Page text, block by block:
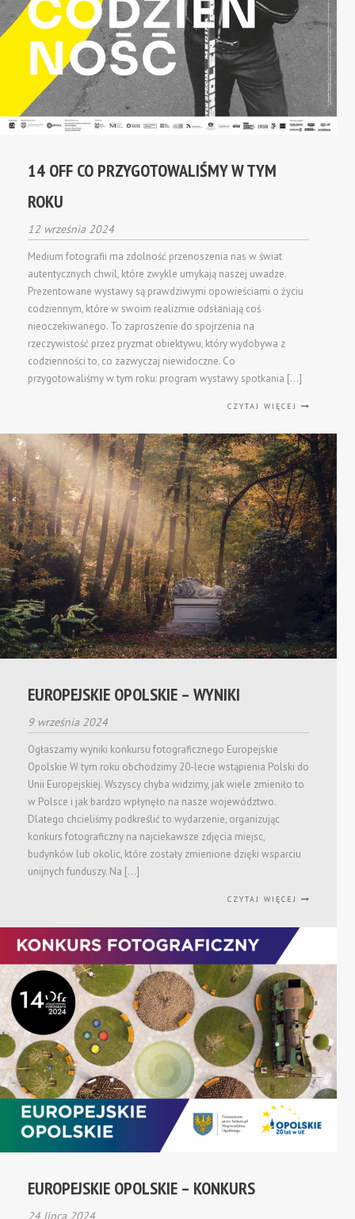
14 OFF CO PRZYGOTOWALIŚMY W TYM
ROKU
12 września 2024
Medium fotografii ma zdolność przenoszenia nas w świat
autentycznych chwil, które zwykle umykają naszej uwadze.
Prezentowane wystawy są prawdziwymi opowieściami o życiu
codziennym, które w swoim realizmie odsłaniają coś
nieoczekiwanego. To zaproszenie do spojrzenia na
rzeczywistość przez pryzmat obiektywu, który wydobywa z
codzienności to, co zazwyczaj niewidoczne. Co
przygotowaliśmy w tym roku: program wystawy spotkania […]
CZYTAJ WIĘCEJ
EUROPEJSKIE OPOLSKIE – WYNIKI
9 września 2024
Ogłaszamy wyniki konkursu fotograficznego Europejskie
Opolskie W tym roku obchodzimy 20-lecie wstąpienia Polski do
Unii Europejskiej. Wszyscy chyba widzimy, jak wiele zmieniło to
w Polsce i jak bardzo wpłynęło na nasze województwo.
Dlatego chcieliśmy podkreślić to wydarzenie, organizując
konkurs fotograficzny na najciekawsze zdjęcia miejsc,
budynków lub okolic, które zostały zmienione dzięki wsparciu
unijnych funduszy. Na […]
CZYTAJ WIĘCEJ
EUROPEJSKIE OPOLSKIE – KONKURS
24 lipca 2024